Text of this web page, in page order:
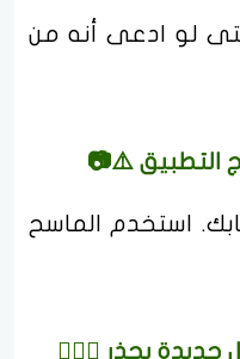
لو ادعى أنه من
استخدم الماسح